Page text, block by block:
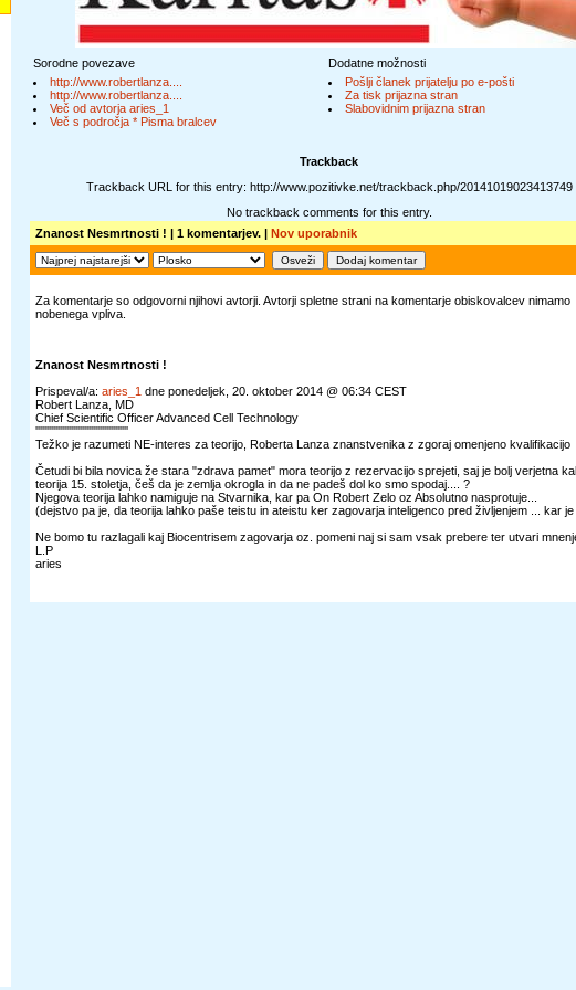
Sorodne povezave
http://www.robertlanza....
http://www.robertlanza....
Več od avtorja aries_1
Več s področja * Pisma bralcev
Dodatne možnosti
Pošlji članek prijatelju po e-pošti
Za tisk prijazna stran
Slabovidnim prijazna stran
Trackback
Trackback URL for this entry: http://www.pozitivke.net/trackback.php/20141019023413749
No trackback comments for this entry.
Znanost Nesmrtnosti ! | 1 komentarjev. | Nov uporabnik
Za komentarje so odgovorni njihovi avtorji. Avtorji spletne strani na komentarje obiskovalcev nimamo
nobenega vpliva.
Znanost Nesmrtnosti !
Prispeval/a: aries_1 dne ponedeljek, 20. oktober 2014 @ 06:34 CEST
Robert Lanza, MD
Chief Scientific Officer Advanced Cell Technology
''''''''''''''''''''''''''''''''''''''''''
Težko je razumeti NE-interes za teorijo, Roberta Lanza znanstvenika z zgoraj omenjeno kvalifikacijo
Četudi bi bila novica že stara "zdrava pamet" mora teorijo z rezervacijo sprejeti, saj je bolj verjetna
teorija 15. stoletja, češ da je zemlja okrogla in da ne padeš dol ko smo spodaj.... ?
Njegova teorija lahko namiguje na Stvarnika, kar pa On Robert Zelo oz Absolutno nasprotuje...
(dejstvo pa je, da teorija lahko paše teistu in ateistu ker zagovarja inteligenco pred življenjem ... kar
Ne bomo tu razlagali kaj Biocentrisem zagovarja oz. pomeni naj si sam vsak prebere ter utvari
L.P
aries